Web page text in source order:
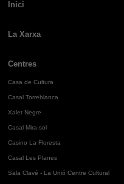
Inici
La Xarxa
Centres
Casa de Cultura
Casal Torreblanca
Xalet Negre
Casal Mira-sol
Casino La Floresta
Casal Les Planes
Sala Clavé - La Unió Centre Cultural